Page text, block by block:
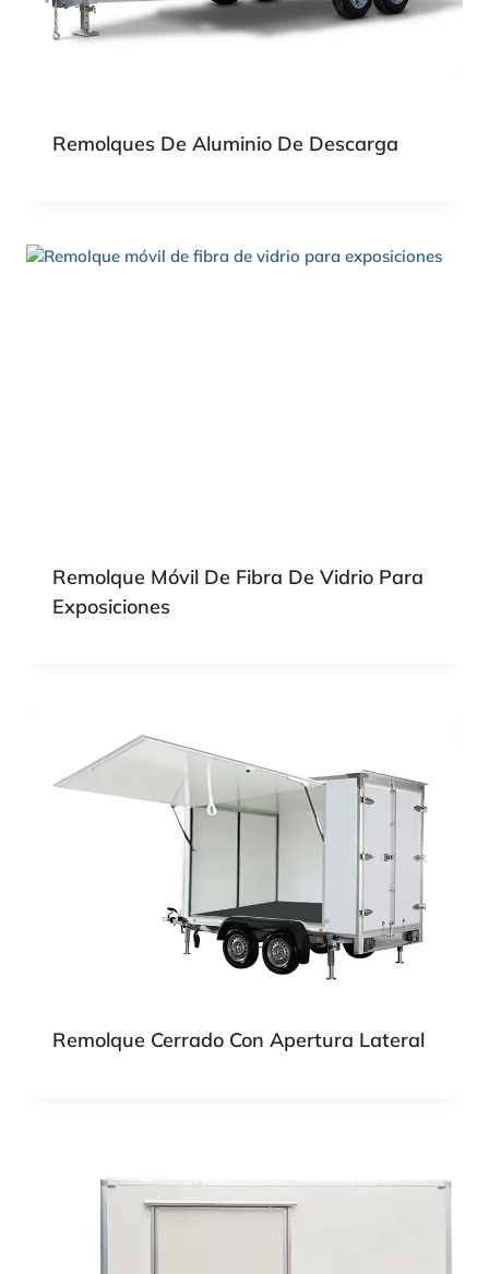
Remolques De Aluminio De Descarga
Remolque Móvil De Fibra De Vidrio Para
Exposiciones
Remolque Cerrado Con Apertura Lateral